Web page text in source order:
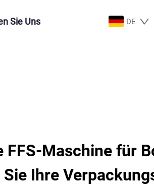
Sie Uns DE
FFS-Maschine für
Ihre